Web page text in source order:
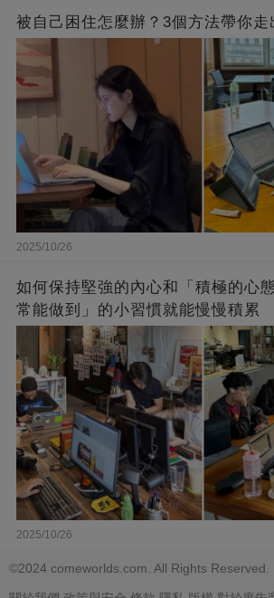
被自己困住怎麼辦？3個方法帶你走
2025/10/26
如何保持堅強的內心和「積極的心
常能做到」的小習慣就能慢慢積累
2025/10/26
©2024 comeworlds.com. All Rights Reserved.